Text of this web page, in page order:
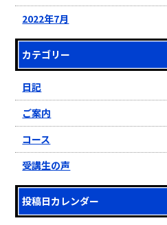
2022年7月
カテゴリー
日記
ご案内
コース
受講生の声
投稿日カレンダー